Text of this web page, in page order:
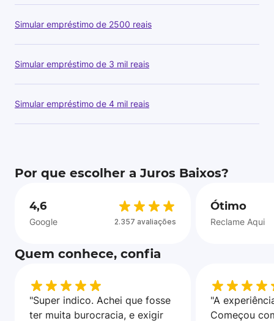
Simular empréstimo de 2500 reais
Simular empréstimo de 3 mil reais
Simular empréstimo de 4 mil reais
Por que escolher a Juros Baixos?
4,6
Google 2.357 avaliações
Ótimo
Reclame Aqui
Quem conhece, confia
"Super indico. Achei que fosse
ter muita burocracia, e exigir
"A
Começou